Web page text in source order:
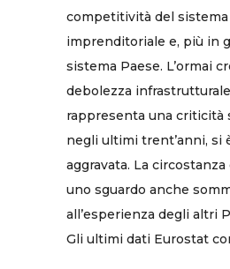
competitività del sistema
imprenditoriale e, più in
sistema Paese. L’ormai
debolezza
rappresenta una criticità
negli ultimi trent’anni, si
aggravata. La
uno sguardo anche
all’esperienza degli altri
Gli ultimi dati Eurostat